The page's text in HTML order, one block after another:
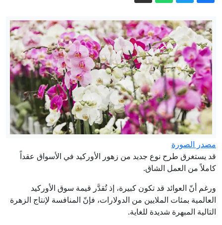
حسام لوقا: وقائع مطاردة "عنكبوت" نظام
الأسد عبر تحقيق لبي بي سي
حرب إيران تستنزف ترسانة واشنطن:
البنتاغون يمهل شركات السلاح 21 يوما
لتسريع الإنتاج
فجر الأحد.. السعودية تعلن إخماد حريق
اندلع بمنشأة لأرامكو في جيزان
"تصلنا فتيات مغتصبات": شهادة طبيبة
تكشف الرعب الذي تعيشه مهاجرات
قاصرات في سبتة
إيران مباشر.. عراقجي يتحدث عن تبادل
رسائل مع واشنطن ويؤكد على شروط
طهران لفتح هرمز
مصدر الصورة
قد يستغرق طرح نوع جديد من زهور الأوركيد في الأسواق عقداً
كاملاً من العمل الشاق.
ورغم أنّ العوائد قد تكون كبيرة، إذ تُقدَّر قيمة سوق الأوركيد
العالمية بمئات الملايين من الدولارات، فإنّ المنافسة لإنتاج الزهرة
التالية المبهرة شديدة للغاية.